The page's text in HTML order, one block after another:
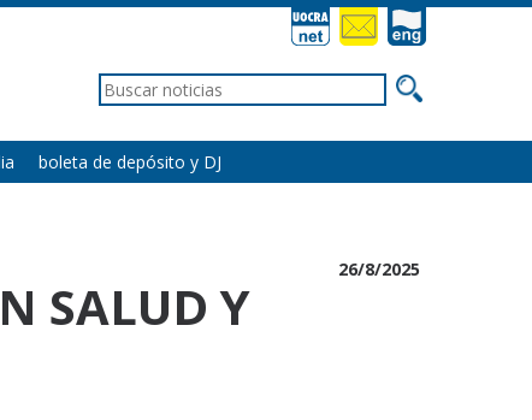
boleta de depósito y DJ
26/8/2025
SALUD Y